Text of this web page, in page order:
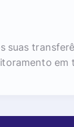
suas
em